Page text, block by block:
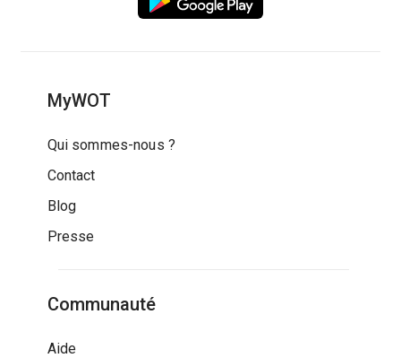
MyWOT
Qui sommes-nous ?
Contact
Blog
Presse
Communauté
Aide